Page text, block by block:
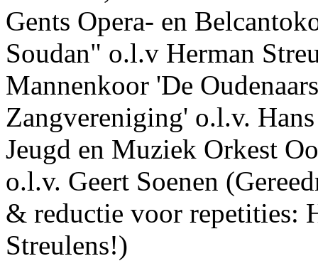
Gents Opera- en
Soudan" o.l.v Herman
Mannenkoor 'De
Zangvereniging' o.l.v.
Jeugd en Muziek Orkest
o.l.v. Geert Soenen
& reductie voor repetities:
Streulens!)